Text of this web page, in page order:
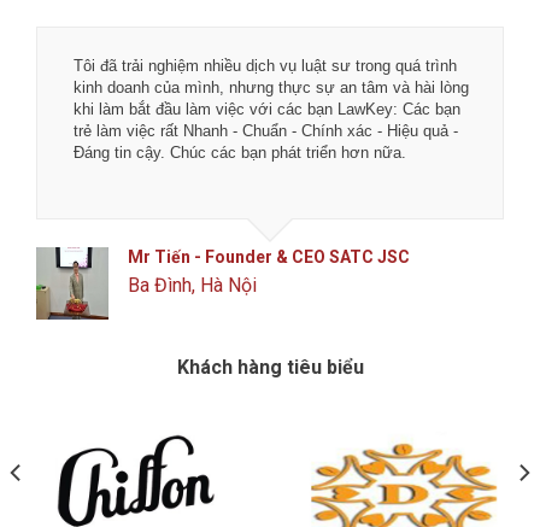
Tôi đã trải nghiệm nhiều dịch vụ luật sư trong quá trình
kinh doanh của mình, nhưng thực sự an tâm và hài lòng
khi làm bắt đầu làm việc với các bạn LawKey: Các bạn
trẻ làm việc rất Nhanh - Chuẩn - Chính xác - Hiệu quả -
Đáng tin cậy. Chúc các bạn phát triển hơn nữa.
Mr Tiến - Founder & CEO SATC JSC
Ba Đình, Hà Nội
Khách hàng tiêu biểu